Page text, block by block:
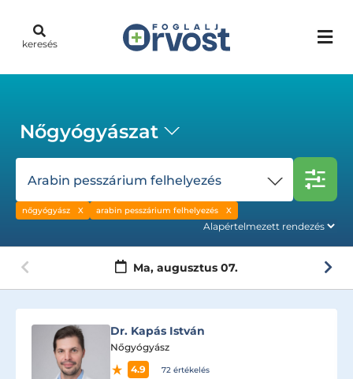
keresés
Nőgyógyászat
Arabin pesszárium felhelyezés
nőgyógyász arabin pesszárium felhelyezés
Ma, augusztus 07.
Dr. Kapás István
Nőgyógyász
4.9
72 értékelés